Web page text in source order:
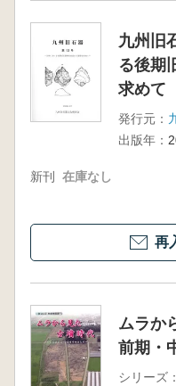
九州旧
る後期
求めて
発行元：
出版年：
新刊 在庫なし
再
ムラか
前期・
シリーズ：